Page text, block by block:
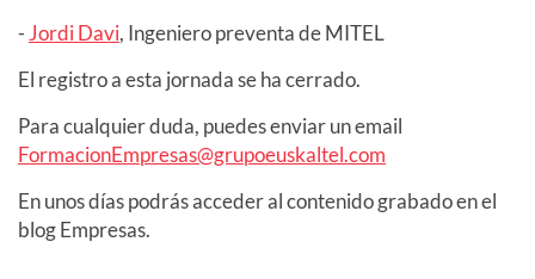
- Jordi Davi, Ingeniero preventa de MITEL
El registro a esta jornada se ha cerrado.
Para cualquier duda, puedes enviar un email
FormacionEmpresas@grupoeuskaltel.com
En unos días podrás acceder al contenido grabado en el
blog Empresas.